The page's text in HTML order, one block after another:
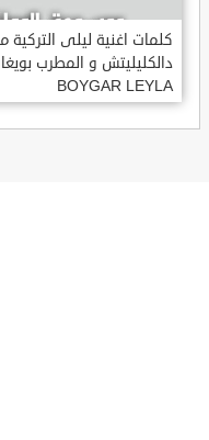
كلمات اغنية ليلى التركية
BOYGAR LEYLA